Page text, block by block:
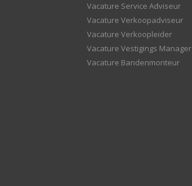
Vacature Service Adviseur
Vacature Verkoopadviseur
Vacature Verkoopleider
Vacature Vestigings Manager
Vacature Bandenmonteur